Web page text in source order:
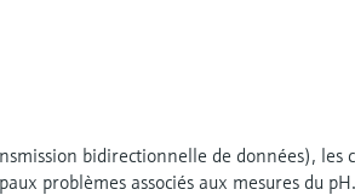
bidirectionnelle de données), les
problèmes associés aux mesures du pH.